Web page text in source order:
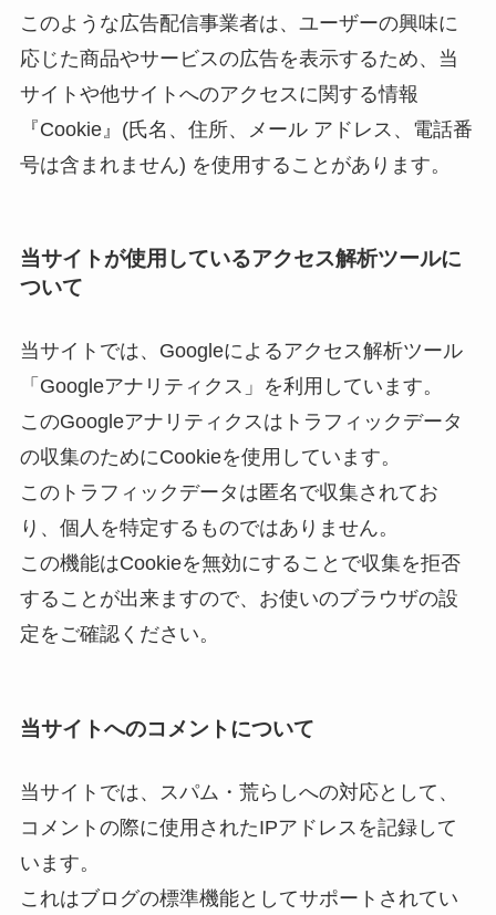
このような広告配信事業者は、ユーザーの興味に
応じた商品やサービスの広告を表示するため、当
サイトや他サイトへのアクセスに関する情報
『Cookie』(氏名、住所、メール アドレス、電話番
号は含まれません) を使用することがあります。
当サイトが使用しているアクセス解析ツールに
ついて
当サイトでは、Googleによるアクセス解析ツール
「Googleアナリティクス」を利用しています。
このGoogleアナリティクスはトラフィックデータ
の収集のためにCookieを使用しています。
このトラフィックデータは匿名で収集されてお
り、個人を特定するものではありません。
この機能はCookieを無効にすることで収集を拒否
することが出来ますので、お使いのブラウザの設
定をご確認ください。
当サイトへのコメントについて
当サイトでは、スパム・荒らしへの対応として、
コメントの際に使用されたIPアドレスを記録して
います。
これはブログの標準機能としてサポートされてい